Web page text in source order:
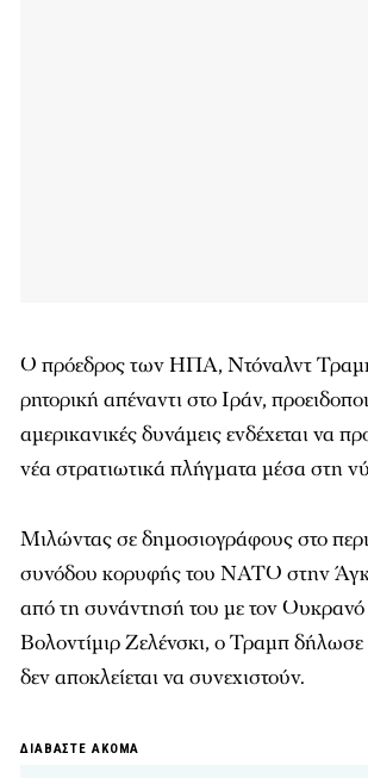
Ο πρόεδρος των ΗΠΑ, Ντόναλντ
ρητορική απέναντι στο Ιράν,
αμερικανικές δυνάμεις ενδέχεται να
νέα στρατιωτικά πλήγματα μέσα στη
Μιλώντας σε δημοσιογράφους στο
συνόδου κορυφής του ΝΑΤΟ στην
από τη συνάντησή του με τον
Βολοντίμιρ Ζελένσκι, ο Τραμπ δήλωσε
δεν αποκλείεται να συνεχιστούν.
ΔΙΑΒΑΣΤΕ ΑΚΟΜΑ